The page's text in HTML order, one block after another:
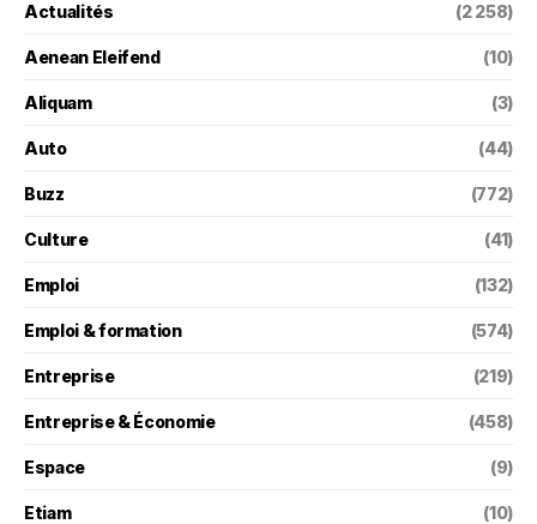
Actualités (2 258)
Aenean Eleifend (10)
Aliquam (3)
Auto (44)
Buzz (772)
Culture (41)
Emploi (132)
Emploi & formation (574)
Entreprise (219)
Entreprise & Économie (458)
Espace (9)
Etiam (10)